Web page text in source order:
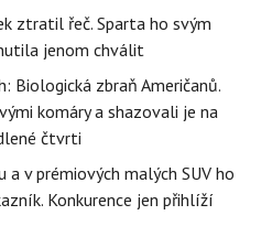
ztratil řeč. Sparta ho svým
jenom chválit
Biologická zbraň Američanů.
komáry a shazovali je na
čtvrti
v prémiových malých SUV ho
Konkurence jen přihlíží